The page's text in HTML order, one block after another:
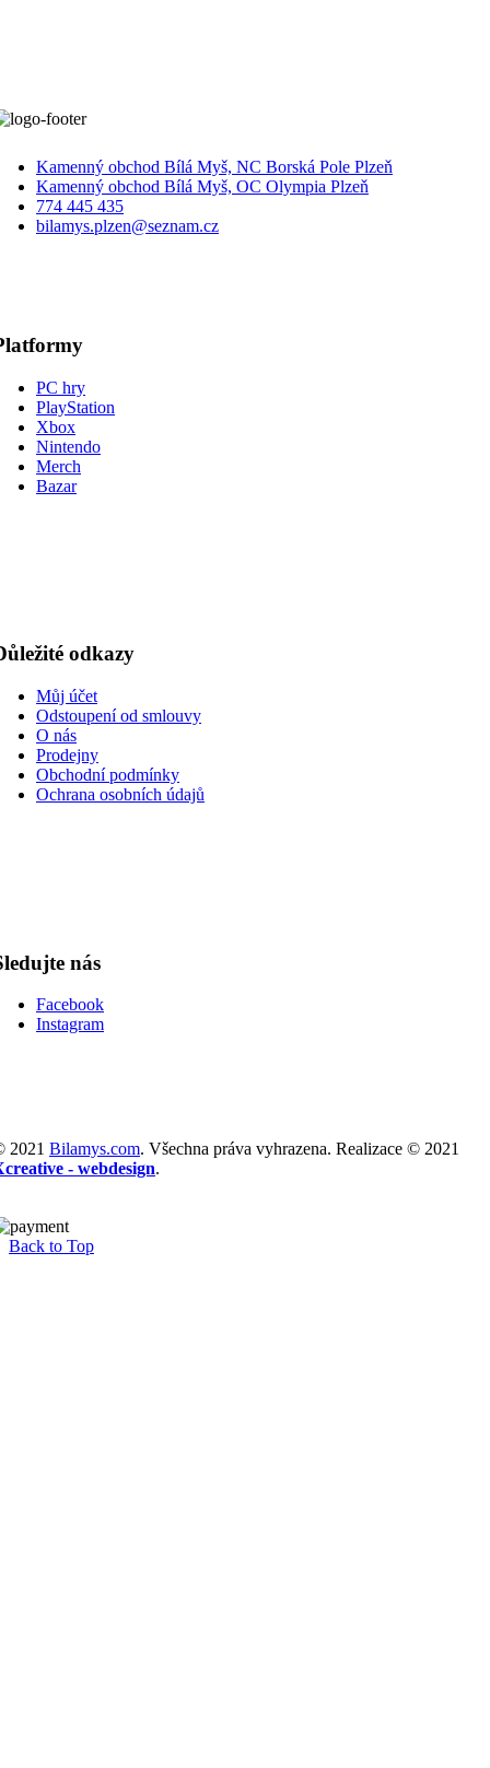
Kamenný obchod Bílá Myš, NC Borská Pole Plzeň
Kamenný obchod Bílá Myš, OC Olympia Plzeň
774 445 435
bilamys.plzen@seznam.cz
PC hry
PlayStation
Xbox
Nintendo
Merch
Bazar
odkazy
Můj účet
Odstoupení od smlouvy
O nás
Prodejny
Obchodní podmínky
Ochrana osobních údajů
nás
Facebook
Instagram
2021 Bilamys.com. Všechna práva vyhrazena. Realizace © 2021
- webdesign.
Back to Top